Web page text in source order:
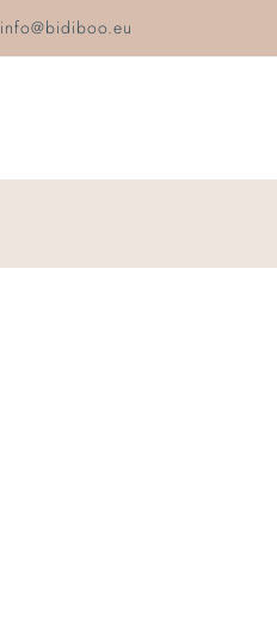
info@bidiboo.eu